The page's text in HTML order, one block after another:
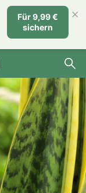
Für 9,99 €
sichern
×